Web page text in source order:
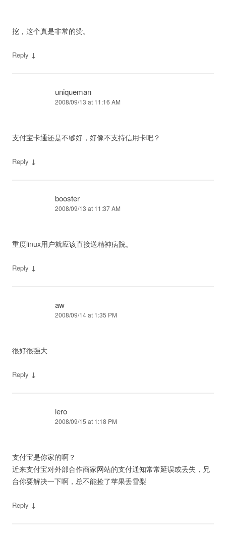
挖，这个真是非常的赞。
Reply ↓
uniqueman
2008/09/13 at 11:16 AM
支付宝卡通还是不够好，好像不支持信用卡吧？
Reply ↓
booster
2008/09/13 at 11:37 AM
重度linux用户就应该直接送精神病院。
Reply ↓
aw
2008/09/14 at 1:35 PM
很好很强大
Reply ↓
lero
2008/09/15 at 1:18 PM
支付宝是你家的啊？
近来支付宝对外部合作商家网站的支付通知常常延误或丢失，兄
台你要解决一下啊，总不能捡了苹果丢雪梨
Reply ↓